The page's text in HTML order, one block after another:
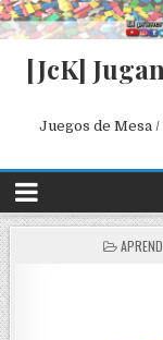
[JcK]
Juegos de Mesa
P